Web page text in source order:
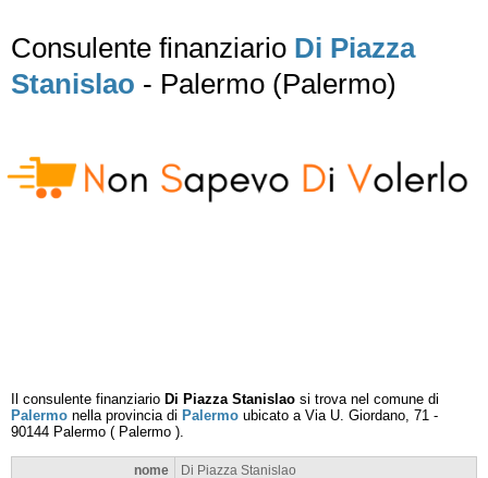
Consulente finanziario Di Piazza
Stanislao - Palermo (Palermo)
Il consulente finanziario Di Piazza Stanislao si trova nel comune di
Palermo nella provincia di Palermo ubicato a Via U. Giordano, 71 -
90144 Palermo ( Palermo ).
nome
Di Piazza Stanislao